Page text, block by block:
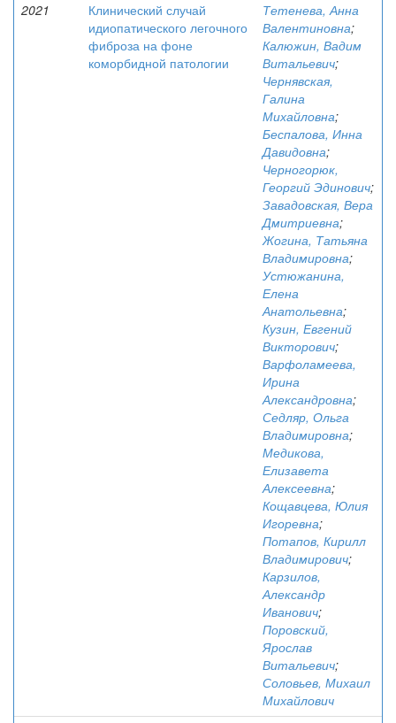
2021
Клинический случай
идиопатического легочного
фиброза на фоне
коморбидной патологии
Тетенева, Анна
Валентиновна;
Калюжин, Вадим
Витальевич;
Чернявская,
Галина
Михайловна;
Беспалова, Инна
Давидовна;
Черногорюк,
Георгий Эдинович;
Завадовская, Вера
Дмитриевна;
Жогина, Татьяна
Владимировна;
Устюжанина,
Елена
Анатольевна;
Кузин, Евгений
Викторович;
Варфоламеева,
Ирина
Александровна;
Седляр, Ольга
Владимировна;
Медикова,
Елизавета
Алексеевна;
Кощавцева, Юлия
Игоревна;
Потапов, Кирилл
Владимирович;
Карзилов,
Александр
Иванович;
Поровский,
Ярослав
Витальевич;
Соловьев, Михаил
Михайлович